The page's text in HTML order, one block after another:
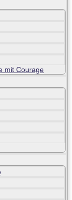
mit Courage